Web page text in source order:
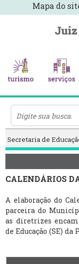
Mapa do
Secretaria de
CALENDÁRIOS
A elaboração do
parceira do
as diretrizes
de Educação (SE)